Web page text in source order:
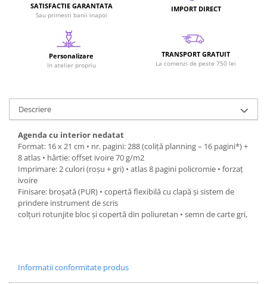
SATISFACTIE GARANTATA
Sau primesti banii inapoi
IMPORT DIRECT
Personalizare
In atelier propriu
TRANSPORT GRATUIT
La comenzi de peste 750 lei
Descriere
Agenda cu interior nedatat
Format: 16 x 21 cm • nr. pagini: 288 (coliţă planning – 16 pagini*) +
8 atlas • hârtie: offset ivoire 70 g/m2
Imprimare: 2 culori (roșu + gri) • atlas 8 pagini policromie • forzaţ
ivoire
Finisare: broșată (PUR) • copertă flexibilă cu clapă și sistem de
prindere instrument de scris
colţuri rotunjite bloc și copertă din poliuretan • semn de carte gri,
Informatii conformitate produs